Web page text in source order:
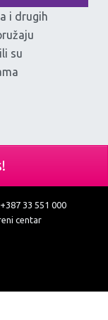
i drugih
su
33 551 000
centar